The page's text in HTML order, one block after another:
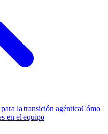
la transición agénticaCómo
en el equipo